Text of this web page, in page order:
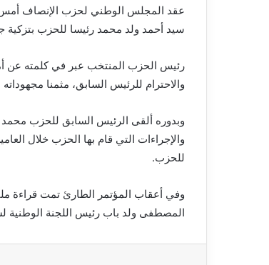
عقد المجلس الوطني لحزب الإنصاف أمس
سيد أحمد ولد محمد رئيسا للحزب بتزكية
رئيس الحزب المنتخب عبر في كلمته عن
والاحترام للرئيس السابق، مثمنا
وبدوره ألقى الرئيس السابق للحزب محمد
والإجراءات التي قام بها الحزب خلال
للحزب.
وفي أعقاب المؤتمر الطارئ تمت قراءة
المصطفى ولد باب رئيس اللجنة الوطنية